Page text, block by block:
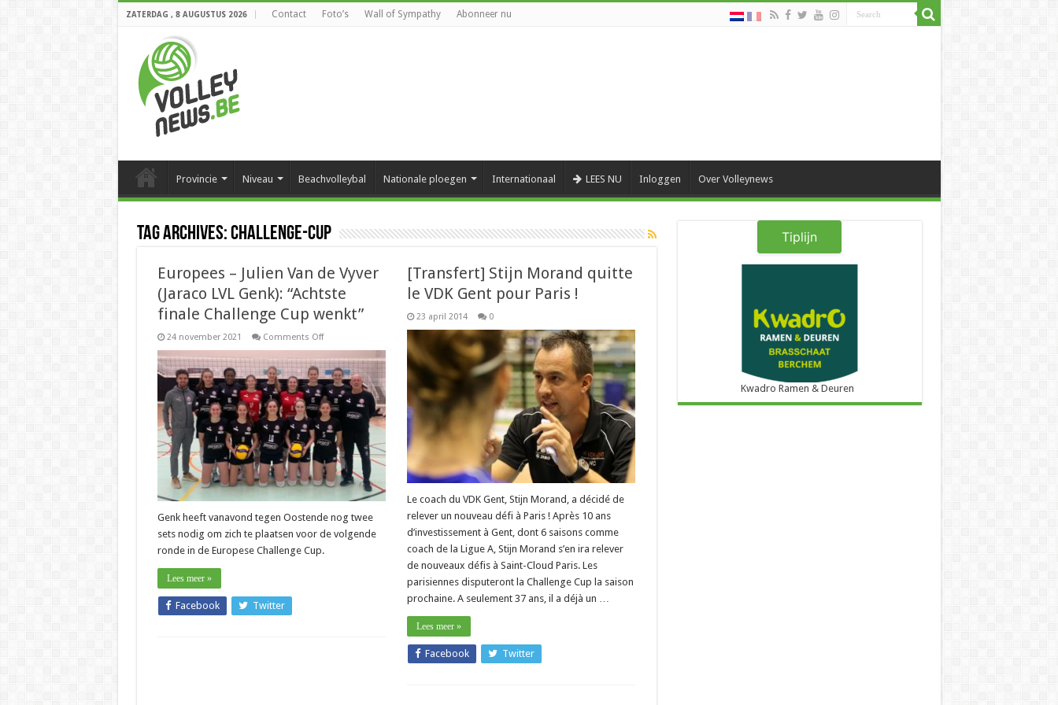
ZATERDAG , 8 AUGUSTUS 2026 Contact Foto’s Wall of Sympathy Abonneer nu
Provincie Niveau Beachvolleybal Nationale ploegen Internationaal LEES NU Inloggen Over Volleynews
Tag Archives:Challenge-Cup
Europees – Julien Van de Vyver
(Jaraco LVL Genk): “Achtste
finale Challenge Cup wenkt”
24 november 2021 Comments Offon
Julien
Van
de
Vyver
(Jaraco
LVL
Genk):
“Achtste
finale
Challenge
Cup
wenkt”
Genk heeft vanavond tegen Oostende nog twee
sets nodig om zich te plaatsen voor de volgende
ronde in de Europese Challenge Cup.
Lees meer »
Facebook Twitter
[Transfert] Stijn Morand quitte
le VDK Gent pour Paris !
23 april 2014 0
Le coach du VDK Gent, Stijn Morand, a décidé de
relever un nouveau défi à Paris ! Après 10 ans
d’investissement à Gent, dont 6 saisons comme
coach de la Ligue A, Stijn Morand s’en ira relever
de nouveaux défis à Saint-Cloud Paris. Les
parisiennes disputeront la Challenge Cup la saison
prochaine. A seulement 37 ans, il a déjà un …
Lees meer »
Facebook Twitter
Tiplijn
Kwadro Ramen & Deuren